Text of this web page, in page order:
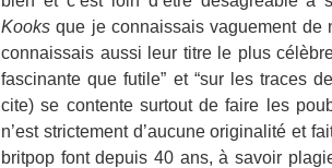
Kooks que je connaissais vaguement de
connaissais aussi leur titre le plus
fascinante que futile” et “sur les traces
cite) se contente surtout de faire les
n’est strictement d’aucune originalité et
britpop font depuis 40 ans, à savoir